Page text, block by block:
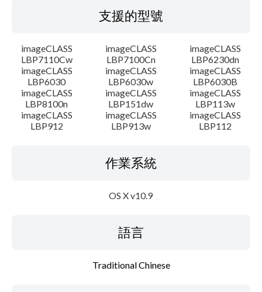
語言
大綱
系統要求
支援的型號
imageCLASS
LBP7110Cw
imageCLASS
LBP7100Cn
imageCLASS
LBP6230dn
imageCLASS
LBP6030
imageCLASS
LBP6030w
imageCLASS
LBP6030B
imageCLASS
LBP8100n
imageCLASS
LBP151dw
imageCLASS
LBP113w
imageCLASS
LBP912
imageCLASS
LBP913w
imageCLASS
LBP112
作業系統
OS X v10.9
語言
Traditional Chinese